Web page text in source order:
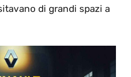
di grandi spazi a